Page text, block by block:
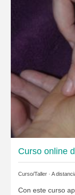
Curso online
Curso/Taller · A
Con este curso